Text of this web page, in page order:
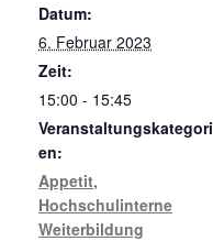
Datum:
6. Februar 2023
Zeit:
15:00 - 15:45
Veranstaltungskategori
en:
Appetit,
Hochschulinterne
Weiterbildung